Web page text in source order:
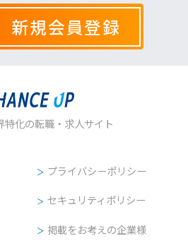
次へ
ールで相談する
新規会員登録
特化の転職・求人サイト
プライバシーポリシー
セキュリティポリシー
掲載をお考えの企業様